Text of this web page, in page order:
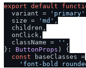
export default
  variant =
'primary'
  size =
'md' ,
  children,
  onClick,
  className =
'' ,
}: ButtonProps ) {
const baseClasses =
'font-bold